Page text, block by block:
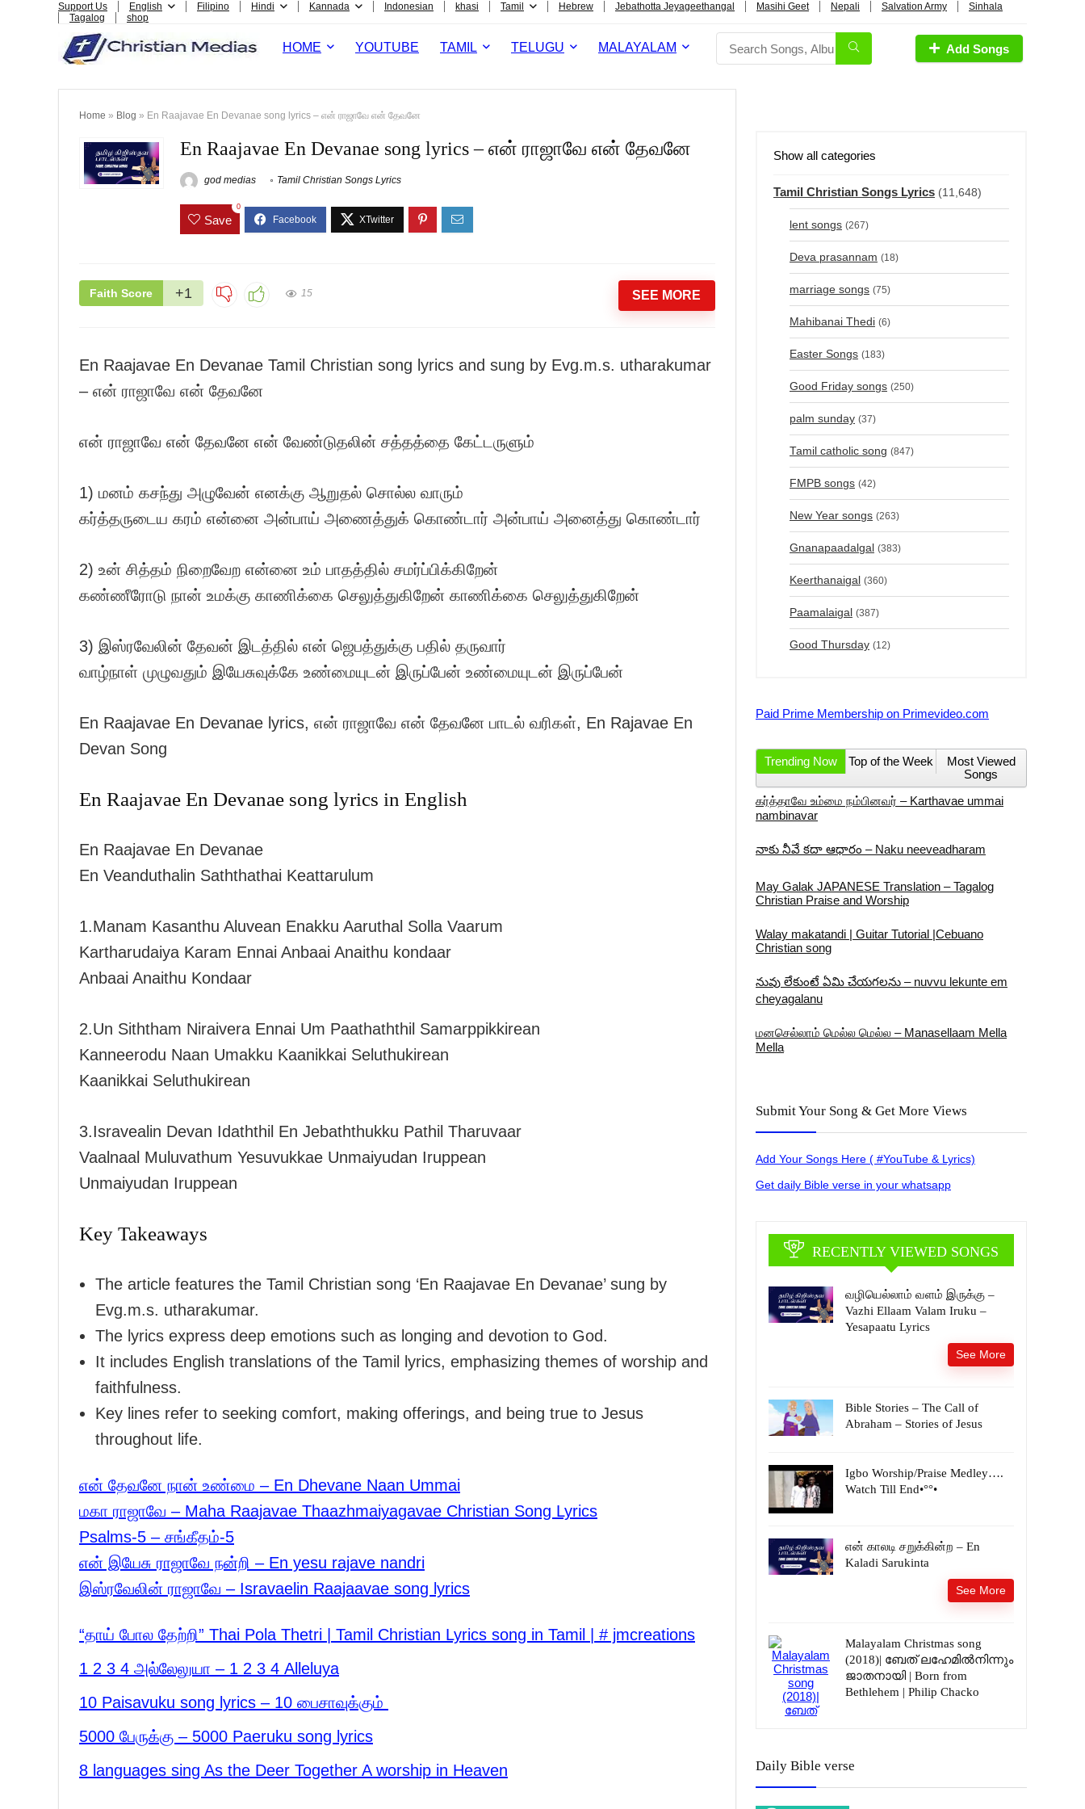
Support Us English Filipino Hindi Kannada Indonesian khasi Tamil Hebrew Jebathotta Jeyageethangal Masihi Geet Nepali Salvation Army
Sinhala
Tagalog
shop
HOME YOUTUBE TAMIL TELUGU MALAYALAM Add Songs
Home » Blog » En Raajavae En Devanae song lyrics – என் ராஜாவே என் தேவனே
En Raajavae En Devanae song lyrics – என் ராஜாவே என் தேவனே
god medias Tamil Christian Songs Lyrics
Save
0
Faith Score +1 15 SEE MORE
En Raajavae En Devanae Tamil Christian song lyrics and sung by Evg.m.s. utharakumar
– என் ராஜாவே என் தேவனே
என் ராஜாவே என் தேவனே என் வேண்டுதலின் சத்தத்தை கேட்டருளும்
1) மனம் கசந்து அழுவேன் எனக்கு ஆறுதல் சொல்ல வாரும்
கர்த்தருடைய கரம் என்னை அன்பாய் அணைத்துக் கொண்டார் அன்பாய் அனைத்து கொண்டார்
2) உன் சித்தம் நிறைவேற என்னை உம் பாதத்தில் சமர்ப்பிக்கிறேன்
கண்ணீரோடு நான் உமக்கு காணிக்கை செலுத்துகிறேன் காணிக்கை செலுத்துகிறேன்
3) இஸ்ரவேலின் தேவன் இடத்தில் என் ஜெபத்துக்கு பதில் தருவார்
வாழ்நாள் முழுவதும் இயேசுவுக்கே உண்மையுடன் இருப்பேன் உண்மையுடன் இருப்பேன்
En Raajavae En Devanae lyrics, என் ராஜாவே என் தேவனே பாடல் வரிகள், En Rajavae En
Devan Song
En Raajavae En Devanae song lyrics in English
En Raajavae En Devanae
En Veanduthalin Saththathai Keattarulum
1.Manam Kasanthu Aluvean Enakku Aaruthal Solla Vaarum
Kartharudaiya Karam Ennai Anbaai Anaithu kondaar
Anbaai Anaithu Kondaar
2.Un Siththam Niraivera Ennai Um Paathaththil Samarppikkirean
Kanneerodu Naan Umakku Kaanikkai Seluthukirean
Kaanikkai Seluthukirean
3.Isravealin Devan Idaththil En Jebaththukku Pathil Tharuvaar
Vaalnaal Muluvathum Yesuvukkae Unmaiyudan Iruppean
Unmaiyudan Iruppean
Key Takeaways
The article features the Tamil Christian song ‘En Raajavae En Devanae’ sung by
Evg.m.s. utharakumar.
The lyrics express deep emotions such as longing and devotion to God.
It includes English translations of the Tamil lyrics, emphasizing themes of worship and
faithfulness.
Key lines refer to seeking comfort, making offerings, and being true to Jesus
throughout life.
என் தேவனே நான் உண்மை – En Dhevane Naan Ummai
மகா ராஜாவே – Maha Raajavae Thaazhmaiyagavae Christian Song Lyrics
Psalms-5 – சங்கீதம்-5
என் இயேசு ராஜாவே நன்றி – En yesu rajave nandri
இஸ்ரவேலின் ராஜாவே – Isravaelin Raajaavae song lyrics
“தாய் போல தேற்றி” Thai Pola Thetri | Tamil Christian Lyrics song in Tamil | # jmcreations
1 2 3 4 அல்லேலுயா – 1 2 3 4 Alleluya
10 Paisavuku song lyrics – 10 பைசாவுக்கும்
5000 பேருக்கு – 5000 Paeruku song lyrics
8 languages sing As the Deer Together A worship in Heaven
Show all categories
Tamil Christian Songs Lyrics (11,648)
lent songs (267)
Deva prasannam (18)
marriage songs (75)
Mahibanai Thedi (6)
Easter Songs (183)
Good Friday songs (250)
palm sunday (37)
Tamil catholic song (847)
FMPB songs (42)
New Year songs (263)
Gnanapaadalgal (383)
Keerthanaigal (360)
Paamalaigal (387)
Good Thursday (12)
Paid Prime Membership on Primevideo.com
Trending Now Top of the Week
Most Viewed
Songs
கர்த்தாவே உம்மை நம்பினவர் – Karthavae ummai
nambinavar
నాకు నీవే కదా ఆధారం – Naku neeveadharam
May Galak JAPANESE Translation – Tagalog
Christian Praise and Worship
Walay makatandi | Guitar Tutorial |Cebuano
Christian song
నువు లేకుంటే ఏమి చేయగలను – nuvvu lekunte em
cheyagalanu
மனசெல்லாம் மெல்ல மெல்ல – Manasellaam Mella
Mella
Submit Your Song & Get More Views
Add Your Songs Here ( #YouTube & Lyrics)
Get daily Bible verse in your whatsapp
RECENTLY VIEWED SONGS
வழியெல்லாம் வளம் இருக்கு –
Vazhi Ellaam Valam Iruku –
Yesapaatu Lyrics
See More
Bible Stories – The Call of
Abraham – Stories of Jesus
Igbo Worship/Praise Medley….
Watch Till End•°°•
என் காலடி சறுக்கின்ற – En
Kaladi Sarukinta
See More
Malayalam Christmas song
(2018)| ബേത് ലഹേമിൽനിന്നും
ജാതനായി | Born from
Bethlehem | Philip Chacko
Daily Bible verse